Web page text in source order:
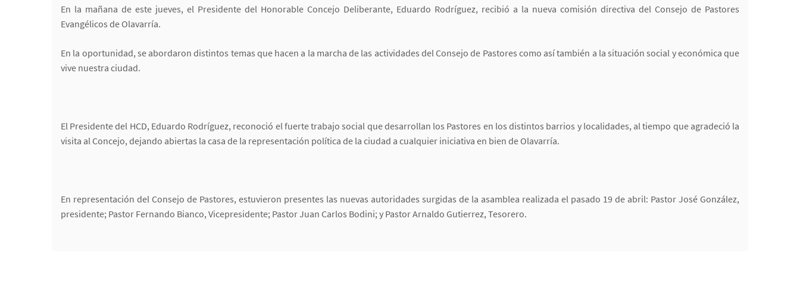
En la mañana de este jueves, el Presidente del Honorable Concejo Deliberante, Eduardo Rodríguez, recibió a la nueva comisión directiva del Consejo de Pastores
Evangélicos de Olavarría.
En la oportunidad, se abordaron distintos temas que hacen a la marcha de las actividades del Consejo de Pastores como así también a la situación social y económica que
vive nuestra ciudad.
El Presidente del HCD, Eduardo Rodríguez, reconoció el fuerte trabajo social que desarrollan los Pastores en los distintos barrios y localidades, al tiempo que agradeció la
visita al Concejo, dejando abiertas la casa de la representación política de la ciudad a cualquier iniciativa en bien de Olavarría.
En representación del Consejo de Pastores, estuvieron presentes las nuevas autoridades surgidas de la asamblea realizada el pasado 19 de abril: Pastor José González,
presidente; Pastor Fernando Bianco, Vicepresidente; Pastor Juan Carlos Bodini; y Pastor Arnaldo Gutierrez, Tesorero.